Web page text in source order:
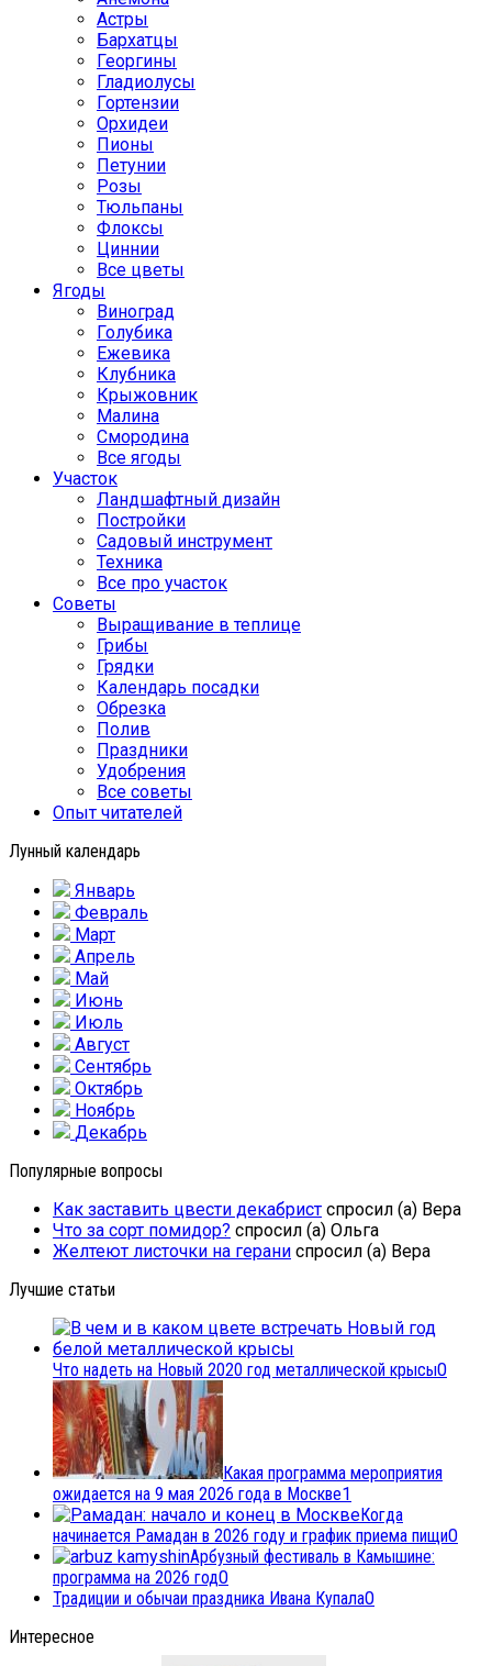
Астры
Бархатцы
Георгины
Гладиолусы
Гортензии
Орхидеи
Пионы
Петунии
Розы
Тюльпаны
Флоксы
Циннии
Все цветы
Ягоды
Виноград
Голубика
Ежевика
Клубника
Крыжовник
Малина
Смородина
Все ягоды
Участок
Ландшафтный дизайн
Постройки
Садовый инструмент
Техника
Все про участок
Советы
Выращивание в теплице
Грибы
Грядки
Календарь посадки
Обрезка
Полив
Праздники
Удобрения
Все советы
Опыт читателей
Лунный календарь
Январь
Февраль
Март
Апрель
Май
Июнь
Июль
Август
Сентябрь
Октябрь
Ноябрь
Декабрь
Популярные вопросы
Как заставить цвести декабрист спросил (а) Вера
Что за сорт помидор? спросил (а) Ольга
Желтеют листочки на герани спросил (а) Вера
Лучшие статьи
Что надеть на Новый 2020 год металлической крысы0
Какая программа мероприятия
ожидается на 9 мая 2026 года в Москве1
Когда
начинается Рамадан в 2026 году и график приема пищи0
Арбузный фестиваль в Камышине:
программа на 2026 год0
Традиции и обычаи праздника Ивана Купала0
Интересное